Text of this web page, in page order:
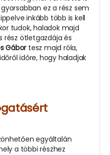
ez a rész sem
inkább több is kell
tudok, haladok majd
rész ötletgazdája és
Gábor tesz majd róla,
időre, hogy haladjak
egyáltalán
a többi részhez